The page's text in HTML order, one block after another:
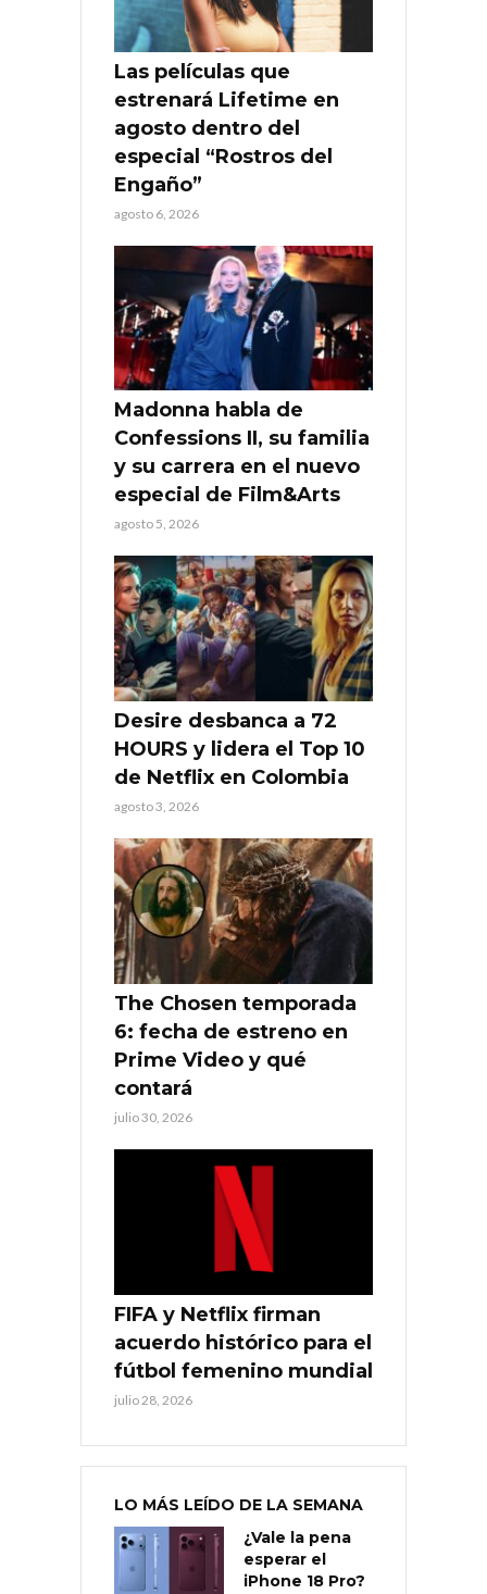
Las películas que
estrenará Lifetime en
agosto dentro del
especial “Rostros del
Engaño”
agosto 6, 2026
Madonna habla de
Confessions II, su familia
y su carrera en el nuevo
especial de Film&Arts
agosto 5, 2026
Desire desbanca a 72
HOURS y lidera el Top 10
de Netflix en Colombia
agosto 3, 2026
The Chosen temporada
6: fecha de estreno en
Prime Video y qué
contará
julio 30, 2026
FIFA y Netflix firman
acuerdo histórico para el
fútbol femenino mundial
julio 28, 2026
LO MÁS LEÍDO DE LA SEMANA
¿Vale la pena
esperar el
iPhone 18 Pro?